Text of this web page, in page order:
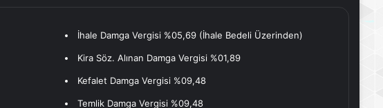
İhale Damga Vergisi %05,69 (İhale Bedeli Üzerinden)
Kira Söz. Alınan Damga Vergisi %01,89
Kefalet Damga Vergisi %09,48
Temlik Damga Vergisi %09,48